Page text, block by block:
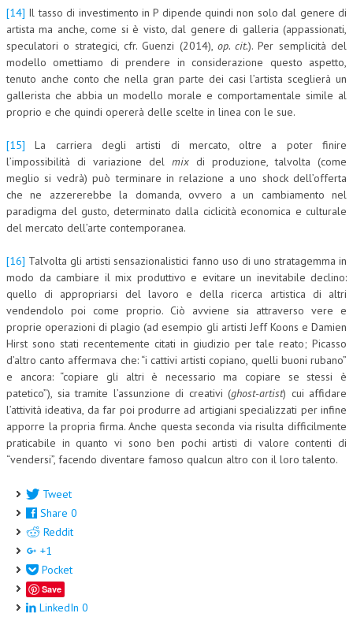
[14] Il tasso di investimento in P dipende quindi non solo dal genere di
artista ma anche, come si è visto, dal genere di galleria (appassionati,
speculatori o strategici, cfr. Guenzi (2014), op. cit.). Per semplicità del
modello omettiamo di prendere in considerazione questo aspetto,
tenuto anche conto che nella gran parte dei casi l’artista sceglierà un
gallerista che abbia un modello morale e comportamentale simile al
proprio e che quindi opererà delle scelte in linea con le sue.
[15] La carriera degli artisti di mercato, oltre a poter finire
l’impossibilità di variazione del mix di produzione, talvolta (come
meglio si vedrà) può terminare in relazione a uno shock dell’offerta
che ne azzererebbe la domanda, ovvero a un cambiamento nel
paradigma del gusto, determinato dalla ciclicità economica e culturale
del mercato dell’arte contemporanea.
[16] Talvolta gli artisti sensazionalistici fanno uso di uno stratagemma in
modo da cambiare il mix produttivo e evitare un inevitabile declino:
quello di appropriarsi del lavoro e della ricerca artistica di altri
vendendolo poi come proprio. Ciò avviene sia attraverso vere e
proprie operazioni di plagio (ad esempio gli artisti Jeff Koons e Damien
Hirst sono stati recentemente citati in giudizio per tale reato; Picasso
d’altro canto affermava che: “i cattivi artisti copiano, quelli buoni rubano”
e ancora: “copiare gli altri è necessario ma copiare se stessi è
patetico”), sia tramite l’assunzione di creativi (ghost-artist) cui affidare
l’attività ideativa, da far poi produrre ad artigiani specializzati per infine
apporre la propria firma. Anche questa seconda via risulta difficilmente
praticabile in quanto vi sono ben pochi artisti di valore contenti di
“vendersi”, facendo diventare famoso qualcun altro con il loro talento.
Tweet
Share 0
Reddit
+1
Pocket
Save
LinkedIn 0